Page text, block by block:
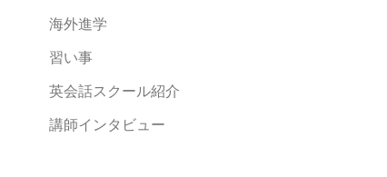
海外進学
習い事
英会話スクール紹介
講師インタビュー